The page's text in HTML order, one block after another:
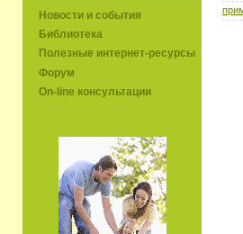
Новости и события
Библиотека
Полезные интернет-ресурсы
Форум
On-line консультации